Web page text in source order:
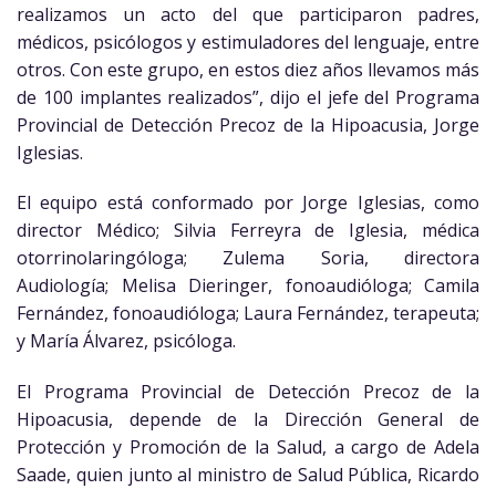
realizamos un acto del que participaron padres,
médicos, psicólogos y estimuladores del lenguaje, entre
otros. Con este grupo, en estos diez años llevamos más
de 100 implantes realizados”, dijo el jefe del Programa
Provincial de Detección Precoz de la Hipoacusia, Jorge
Iglesias.
El equipo está conformado por Jorge Iglesias, como
director Médico; Silvia Ferreyra de Iglesia, médica
otorrinolaringóloga; Zulema Soria, directora
Audiología; Melisa Dieringer, fonoaudióloga; Camila
Fernández, fonoaudióloga; Laura Fernández, terapeuta;
y María Álvarez, psicóloga.
El Programa Provincial de Detección Precoz de la
Hipoacusia, depende de la Dirección General de
Protección y Promoción de la Salud, a cargo de Adela
Saade, quien junto al ministro de Salud Pública, Ricardo